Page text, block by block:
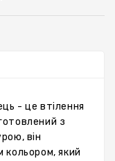
- це втілення
з
він
кольором, який